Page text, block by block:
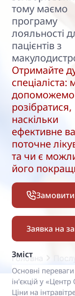
тому маємо
програму
лояльності
пацієнтів з
Отримайте
спеціаліста:
допоможемо
розібратися,
наскільки
ефективне
поточне
та чи є
його
Замовити
Заявка на
Головна
Зміст
Основні
ін'єкцій у «Центр
Ціни на